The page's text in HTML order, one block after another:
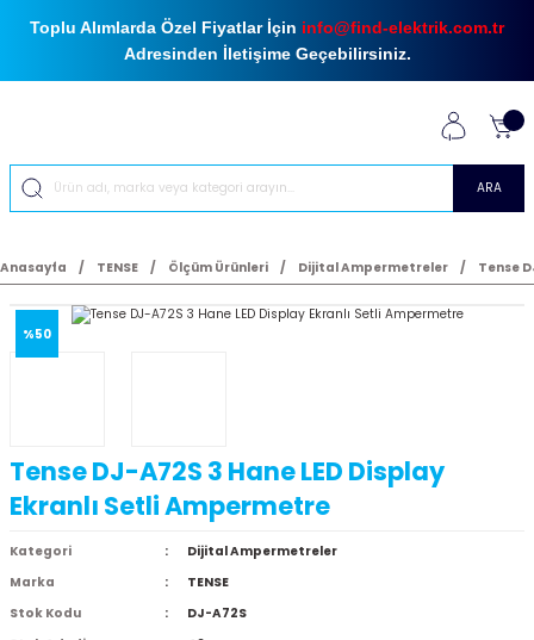
Toplu Alımlarda Özel Fiyatlar İçin info@find-elektrik.com.tr
Adresinden İletişime Geçebilirsiniz.
ARA
Anasayfa TENSE Ölçüm Ürünleri Dijital Ampermetreler Tense
%50
Tense DJ-A72S 3 Hane LED Display
Ekranlı Setli Ampermetre
Kategori
Dijital Ampermetreler
Marka
TENSE
Stok Kodu
DJ-A72S